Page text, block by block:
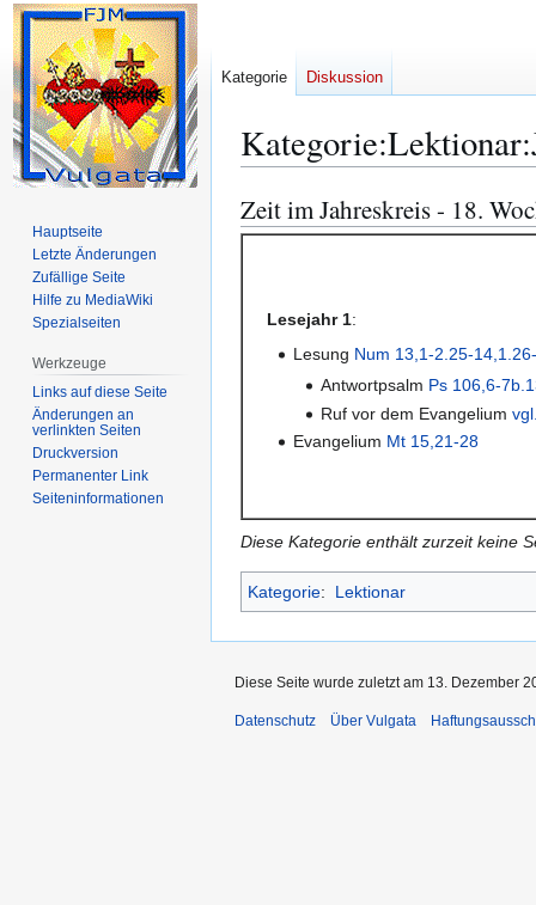
Kategorie:
Zur
Navigation
Zur
Suche
Zeit im Jahreskreis - 18.
Lesejahr 1:
Lesung Num 13,1-2.25-
Antwortpsalm Ps 106,6-
Ruf vor dem Evangelium
Evangelium Mt 15,21-28
Diese Kategorie enthält zurzeit keine
Kategorie: Lektionar
Kategorie Diskussion
Hauptseite
Letzte Änderungen
Zufällige Seite
Hilfe zu MediaWiki
Spezialseiten
Werkzeuge
Links auf diese Seite
Änderungen an
verlinkten Seiten
Druckversion
Permanenter Link
Seiten­­informationen
Diese Seite wurde zuletzt am 13. Dezember
Datenschutz Über Vulgata